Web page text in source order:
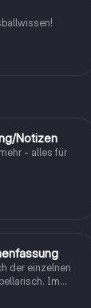
Notizen
- alles für
der einzelnen
Im